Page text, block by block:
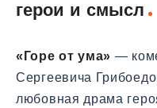
герои и смысл
«Горе от ума» —
Сергеевича
любовная драма